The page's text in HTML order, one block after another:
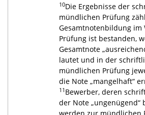
10Die Ergebnisse der
mündlichen Prüfung
Gesamtnotenbildung im
Prüfung ist bestanden,
Gesamtnote
lautet und in der
mündlichen Prüfung
die Note „mangelhaft“
11 Bewerber, deren
der Note „ungenügend“